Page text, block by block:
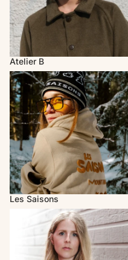
Atelier B
Les Saisons
Les Saisons
Valérie C. Design